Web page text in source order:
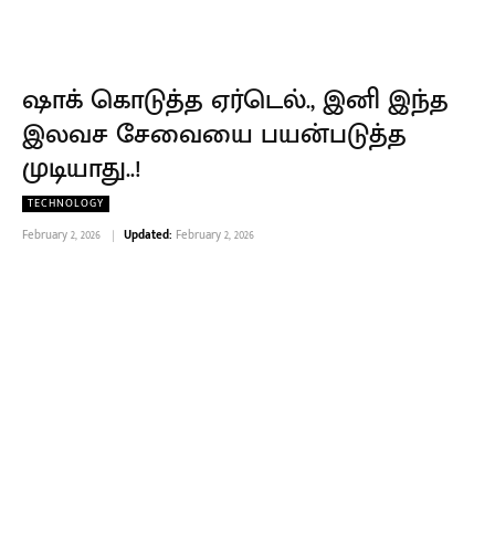
ஷாக் கொடுத்த ஏர்டெல்., இனி இந்த
இலவச சேவையை பயன்படுத்த
முடியாது..!
TECHNOLOGY
February 2, 2026 Updated: February 2, 2026